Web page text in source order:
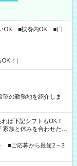
OK ■扶養内OK ■日
！）
の勤務地を紹介しま
」 「できれば残業はし
ワーク希望
間と、もう1つのお仕事
合は応募できません。
■ご応募から最短2～3